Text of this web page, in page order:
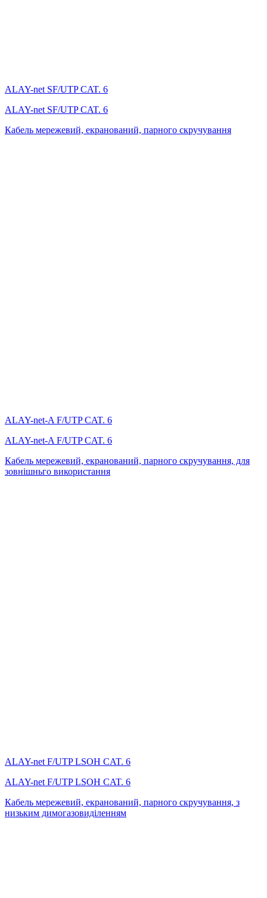
ALAY-net SF/UTP CAT. 6
ALAY-net SF/UTP CAT. 6
Кабель мережевий, екранований, парного скручування
ALAY-net-A F/UTP CAT. 6
ALAY-net-A F/UTP CAT. 6
Кабель мережевий, екранований, парного скручування, для
зовнішньго використання
ALAY-net F/UTP LSОH CAT. 6
ALAY-net F/UTP LSОH CAT. 6
Кабель мережевий, екранований, парного скручування, з
низьким димогазовиділенням